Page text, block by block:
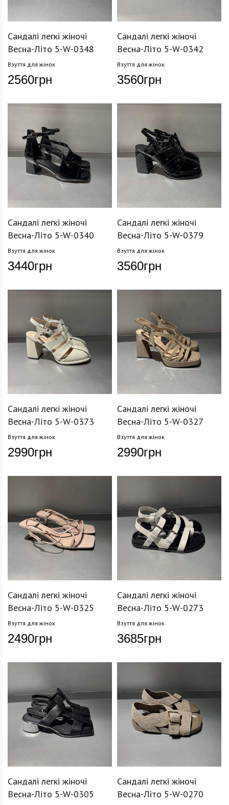
Сандалі легкі жіночі
Весна-Літо 5-W-0348
Взуття для жінок
2560грн
Сандалі легкі жіночі
Весна-Літо 5-W-0342
Взуття для жінок
3560грн
Сандалі легкі жіночі
Весна-Літо 5-W-0340
Взуття для жінок
3440грн
Сандалі легкі жіночі
Весна-Літо 5-W-0379
Взуття для жінок
3560грн
Сандалі легкі жіночі
Весна-Літо 5-W-0373
Взуття для жінок
2990грн
Сандалі легкі жіночі
Весна-Літо 5-W-0327
Взуття для жінок
2990грн
Сандалі легкі жіночі
Весна-Літо 5-W-0325
Взуття для жінок
2490грн
Сандалі легкі жіночі
Весна-Літо 5-W-0273
Взуття для жінок
3685грн
Сандалі легкі жіночі
Весна-Літо 5-W-0305
Сандалі легкі жіночі
Весна-Літо 5-W-0270